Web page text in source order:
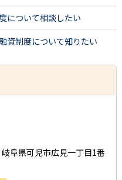
について相談したい
資制度について知りたい
阜県可児市広見一丁目1番